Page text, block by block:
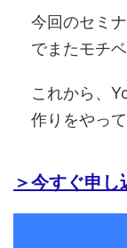
今回のセミ
でまたモチ
これから、
作りをやっ
＞今すぐ申